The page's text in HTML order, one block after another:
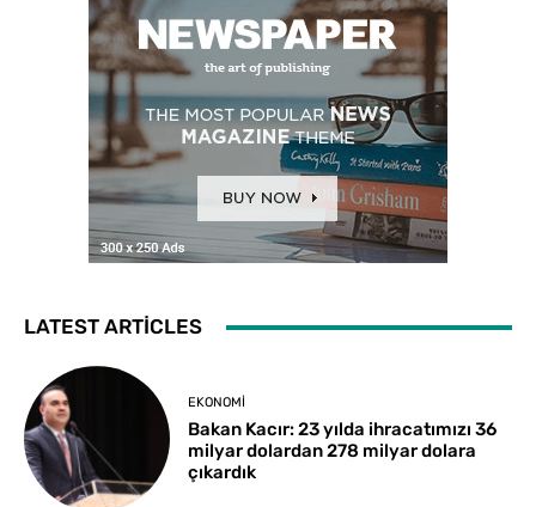
LATEST ARTICLES
EKONOMI
Bakan Kacır: 23 yılda ihracatımızı 36
milyar dolardan 278 milyar dolara
çıkardık